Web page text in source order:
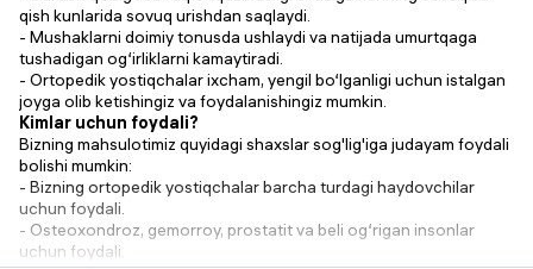
qish kunlarida sovuq urishdan saqlaydi.
- Mushaklarni doimiy tonusda ushlaydi va natijada umurtqaga
tushadigan og‘irliklarni kamaytiradi.
- Ortopedik yostiqchalar ixcham, yengil bo‘lganligi uchun istalgan
joyga olib ketishingiz va foydalanishingiz mumkin.
Kimlar uchun foydali?
Bizning mahsulotimiz quyidagi shaxslar sog'lig'iga judayam foydali
bolishi mumkin:
- Bizning ortopedik yostiqchalar barcha turdagi haydovchilar
uchun foydali.
- Osteoxondroz, gemorroy, prostatit va beli og‘rigan insonlar
uchun foydali.